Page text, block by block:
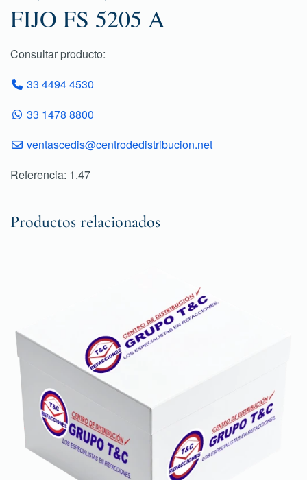
FIJO FS 5205 A
Consultar producto:
33 4494 4530
33 1478 8800
ventascedis@centrodedistribucion.net
Referencia: 1.47
Productos relacionados